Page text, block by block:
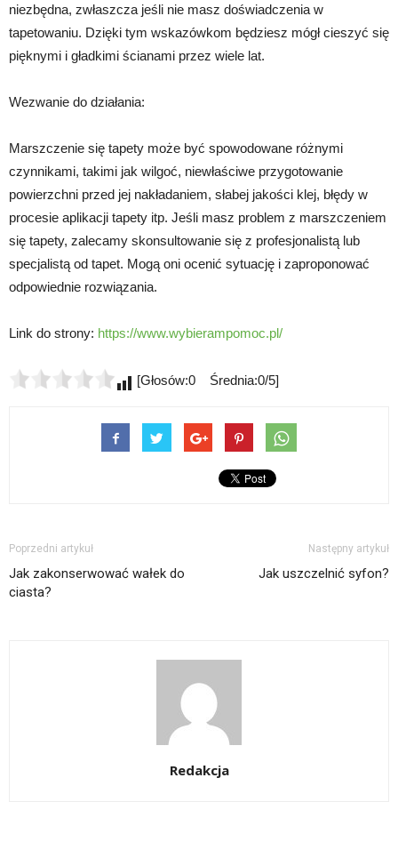
niezbędna, zwłaszcza jeśli nie masz doświadczenia w
tapetowaniu. Dzięki tym wskazówkom będziesz mógł cieszyć się
pięknymi i gładkimi ścianami przez wiele lat.
Wezwanie do działania:
Marszczenie się tapety może być spowodowane różnymi
czynnikami, takimi jak wilgoć, niewłaściwe przygotowanie
powierzchni przed jej nakładaniem, słabej jakości klej, błędy w
procesie aplikacji tapety itp. Jeśli masz problem z marszczeniem
się tapety, zalecamy skonsultowanie się z profesjonalistą lub
specjalistą od tapet. Mogą oni ocenić sytuację i zaproponować
odpowiednie rozwiązania.
Link do strony: https://www.wybierampomoc.pl/
[Głosów:0 Średnia:0/5]
Poprzedni artykuł
Jak zakonserwować wałek do
ciasta?
Następny artykuł
Jak uszczelnić syfon?
Redakcja